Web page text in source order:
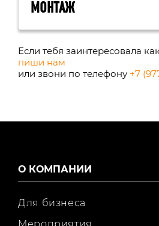
МОНТАЖ
Если тебя заинтересовала
пиши нам
или звони по телефону +7
О КОМПАНИИ
Для бизнеса